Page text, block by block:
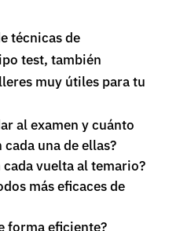
técnicas de
test, también
muy útiles para tu
al examen y cuánto
una de ellas?
vuelta al temario?
más eficaces de
forma eficiente?